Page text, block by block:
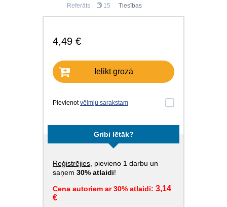
Referāts 15 Tiesības
4,49 €
Ielikt grozā
Pievienotvēlmju sarakstam
Gribi lētāk?
Reģistrējies , pievieno 1 darbu un
saņem 30% atlaidi!
Cena autoriem ar 30% atlaidi: 3,14
€